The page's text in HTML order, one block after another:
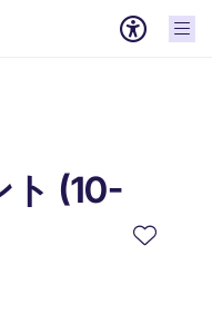
ト (10-